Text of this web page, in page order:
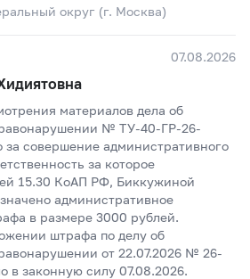
округ (г. Москва)
07.08.2026
материалов дела об
№ ТУ-40-ГР-26-
за совершение административного
за которое
15.30 КоАП РФ, Биккужиной
административное
в размере 3000 рублей.
штрафа по делу об
от 22.07.2026 № 26-
в законную силу 07.08.2026.